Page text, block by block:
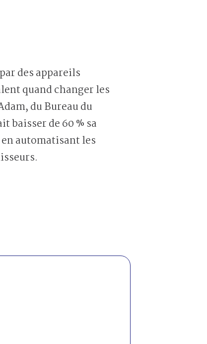
des appareils
quand changer les
du Bureau du
baisser de 60 % sa
automatisant les